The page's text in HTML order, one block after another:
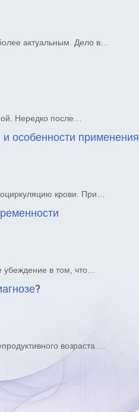
актуальным. Дело в…
Нередко после…
особенности применения
крови. При…
в том, что…
возраста.…